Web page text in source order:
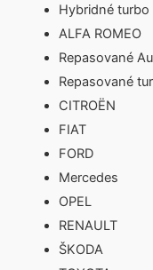
Hybridné turbo
ALFA ROMEO
Repasované
Repasované
CITROËN
FIAT
FORD
Mercedes
OPEL
RENAULT
ŠKODA